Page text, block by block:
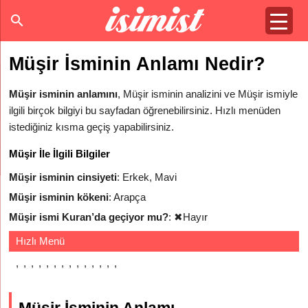
Müşir İsminin Anlamı Nedir?
Müşir isminin anlamını, Müşir isminin analizini ve Müşir ismiyle
ilgili birçok bilgiyi bu sayfadan öğrenebilirsiniz. Hızlı menüden
istediğiniz kısma geçiş yapabilirsiniz.
Müşir İle İlgili Bilgiler
Müşir isminin cinsiyeti: Erkek, Mavi
Müşir isminin kökeni: Arapça
Müşir ismi Kuran’da geçiyor mu?: ✖Hayır
Hızlı Menü